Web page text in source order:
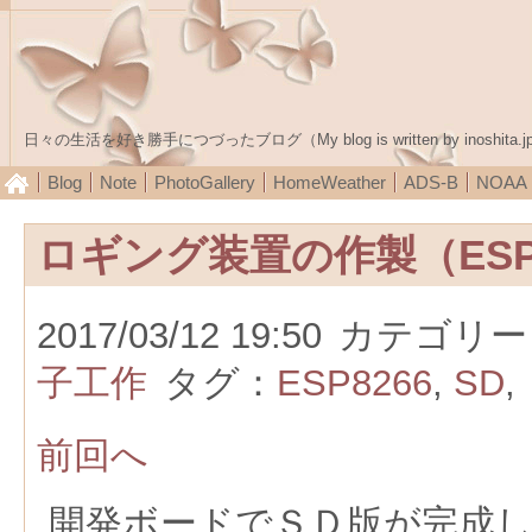
日々の生活を好き勝手につづったブログ（My blog is written by
Blog Note PhotoGallery HomeWeather ADS-B NOAA
ロギング装置の作製（
2017/03/12 19:50 カテゴリ
子工作 タグ： ESP8266, SD,
前回へ
開発ボードでＳＤ版が完成